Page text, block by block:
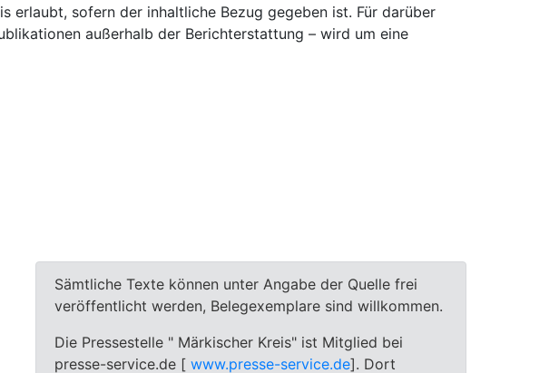
erlaubt, sofern der inhaltliche Bezug gegeben ist. Für darüber
außerhalb der Berichterstattung – wird um eine
Sämtliche Texte können unter Angabe der Quelle frei
veröffentlicht werden, Belegexemplare sind willkommen.
Die Pressestelle " Märkischer Kreis" ist Mitglied bei
presse-service.de [ www.presse-service.de]. Dort